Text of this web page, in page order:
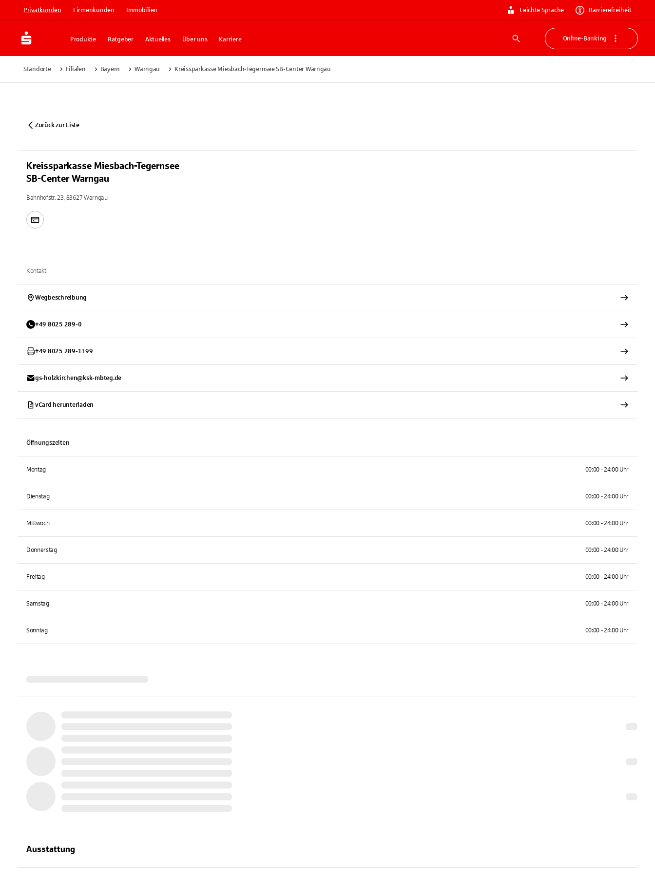
Privatkunden Firmenkunden Immobilien Leichte Sprache Barrierefreiheit
Produkte Ratgeber Aktuelles Über uns Karriere
Suche
Online-Banking
Standorte Filialen Bayern Warngau Kreissparkasse Miesbach-Tegernsee SB-Center Warngau
Zurück zur Liste
Kreissparkasse Miesbach-Tegernsee
SB-Center Warngau
Bahnhofstr. 23, 83627 Warngau
Kontakt
Wegbeschreibung
+49 8025 289-0
+49 8025 289-1199
gs-holzkirchen@ksk-mbteg.de
vCard herunterladen
Öffnungszeiten
Montag 00:00 - 24:00 Uhr
Dienstag 00:00 - 24:00 Uhr
Mittwoch 00:00 - 24:00 Uhr
Donnerstag 00:00 - 24:00 Uhr
Freitag 00:00 - 24:00 Uhr
Samstag 00:00 - 24:00 Uhr
Sonntag 00:00 - 24:00 Uhr
Ausstattung